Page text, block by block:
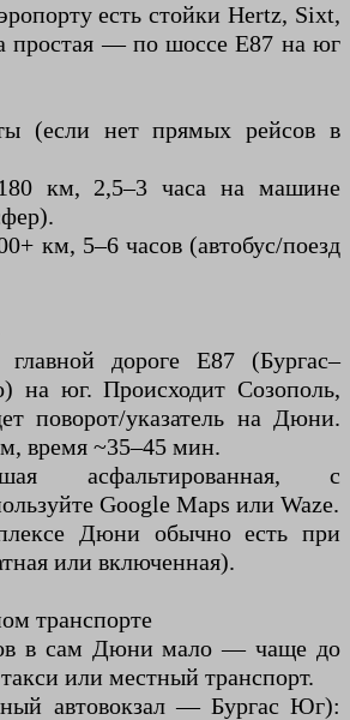
есть стойки Hertz, Sixt,
простая — по шоссе Е87 на юг
(если нет прямых рейсов в
км, 2,5–3 часа на машине
км, 5–6 часов (автобус/поезд
дороге E87 (Бургас–
на юг. Происходит Созополь,
поворот/указатель на Дюни.
время ~35–45 мин.
асфальтированная, с
Google Maps или Waze.
Дюни обычно есть при
или включенная).
транспорте
в сам Дюни мало — чаще до
или местный транспорт.
автовокзал — Бургас Юг):